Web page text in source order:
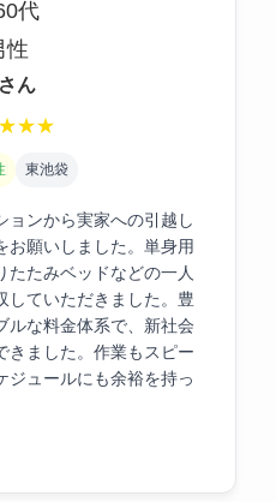
ん
★★★
東池袋
ョンから実家への引越し
お願いしました。単身用
たたみベッドなどの一人
していただきました。豊
ルな料金体系で、新社会
きました。作業もスピー
ジュールにも余裕を持っ